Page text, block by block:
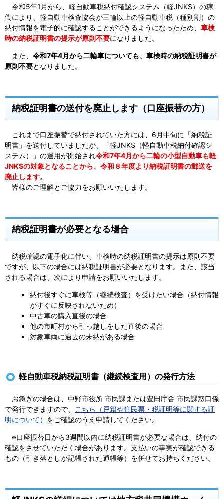
令和5年1月から、軽自動車税納付確認システム​（軽JNKS​）の稼
働により、軽自動車検査協会が三輪以上の軽自動車税（種別割）の
納付情報を電子的に確認することができるようになったため、 車検
時の納税証明書の提示が原則不要になりました。
また、 令和7年4月から二輪車についても、車検時の納税証明書が
原則不要となりました。
納税証明書の送付を廃止します（口座振替の方）
これまで口座振替で納付されていた方には、6月中旬に「納税証
明書」を送付していましたが、「軽JNKS（軽自動車税納付確認シ
ステム）」の運用が開始され令和7年4月から二輪の小型自動車も軽
JNKSの対象となることから、令和８年度より納税証明書の郵送を
廃止します。
皆様のご理解とご協力をお願いいたします。
納税証明書が必要となる場合
納税確認の電子化に伴い、車検時の納税証明書の提示は原則不要
ですが、以下の場合には納税証明書が必要となります。また、 該当
される場合は、次により申請をお願いいたします。
納付後すぐに車検等（継続検査）を受けたい場合（納付情報
がすぐに反映されないため）
中古車の購入直後の場合
他の市町村から引っ越しをした直後の場合
対象車両に過去の未納がある場合
軽自動車税納税証明書（継続検査用）の発行方法
お急ぎの場合は、中野市役所 市民課または豊田庁舎 市民課窓口係
で発行できますので、
こちら（ 戸籍や住民票・税証明等に関する証
明について） をご確認のうえ申請してください。
※口座振替日から3週間以内に納税証明書が必要な場合は、納付の
確認をさせていただく場合があります。支払いの事実が確認できる
もの（引き落としが記帳された通帳等）を併せてお持ちください。